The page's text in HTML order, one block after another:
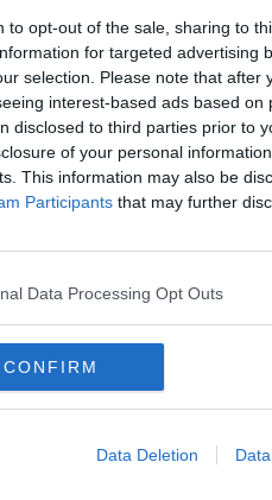
to opt-out of the sale, sharing to
for targeted advertising
selection. Please note that
interest-based ads based
disclosed to third parties prior to
of your personal
This information may also be
Participants that may further
Data Processing Opt Outs
CONFIRM
Data Deletion
iscriviti alla
Newsletter
nella tua casella di posta.
di gestire 30 milioni"
lavori
livorno michele conti